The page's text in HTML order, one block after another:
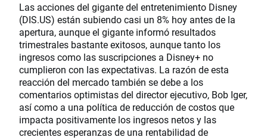
Las acciones del gigante del entretenimiento Disney
(DIS.US) están subiendo casi un 8% hoy antes de la
apertura, aunque el gigante informó resultados
trimestrales bastante exitosos, aunque tanto los
ingresos como las suscripciones a Disney+ no
cumplieron con las expectativas. La razón de esta
reacción del mercado también se debe a los
comentarios optimistas del director ejecutivo, Bob Iger,
así como a una política de reducción de costos que
impacta positivamente los ingresos netos y las
crecientes esperanzas de una rentabilidad de